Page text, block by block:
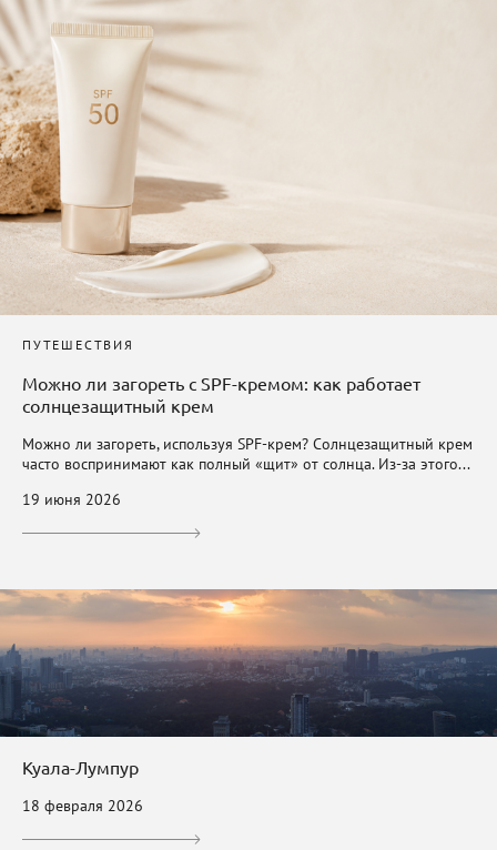
ПУТЕШЕСТВИЯ
Можно ли загореть с SPF-кремом: как работает
солнцезащитный крем
Можно ли загореть, используя SPF-крем? Солнцезащитный крем
часто воспринимают как полный «щит» от солнца. Из-за этого...
19 июня 2026
Куала-Лумпур
18 февраля 2026